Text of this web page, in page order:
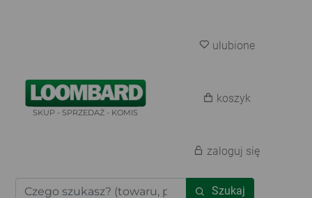
SKUP - SPRZEDAŻ - KOMIS
Szukaj
ulubione
koszyk
zaloguj się